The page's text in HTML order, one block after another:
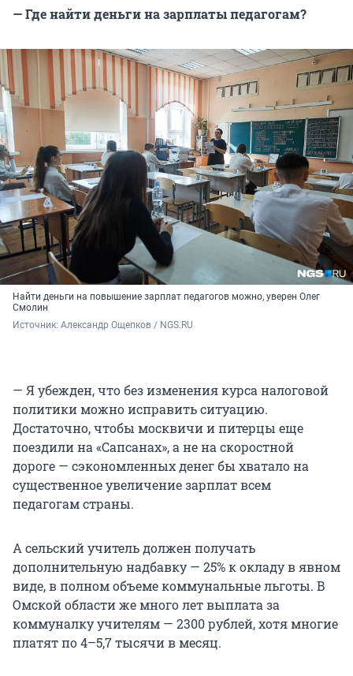
— Где найти деньги на зарплаты педагогам?
Найти деньги на повышение зарплат педагогов можно, уверен Олег
Смолин
Источник: Александр Ощепков / NGS.RU
— Я убежден, что без изменения курса налоговой
политики можно исправить ситуацию.
Достаточно, чтобы москвичи и питерцы еще
поездили на «Сапсанах», а не на скоростной
дороге — сэкономленных денег бы хватало на
существенное увеличение зарплат всем
педагогам страны.
А сельский учитель должен получать
дополнительную надбавку — 25% к окладу в явном
виде, в полном объеме коммунальные льготы. В
Омской области же много лет выплата за
коммуналку учителям — 2300 рублей, хотя многие
платят по 4–5,7 тысячи в месяц.